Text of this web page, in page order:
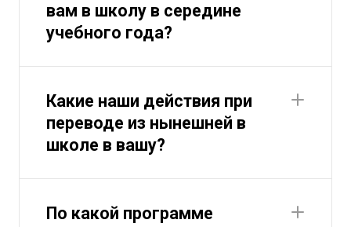
вам в школу в середине
учебного года?
Какие наши действия при
переводе из нынешней в
школе в вашу?
По какой программе